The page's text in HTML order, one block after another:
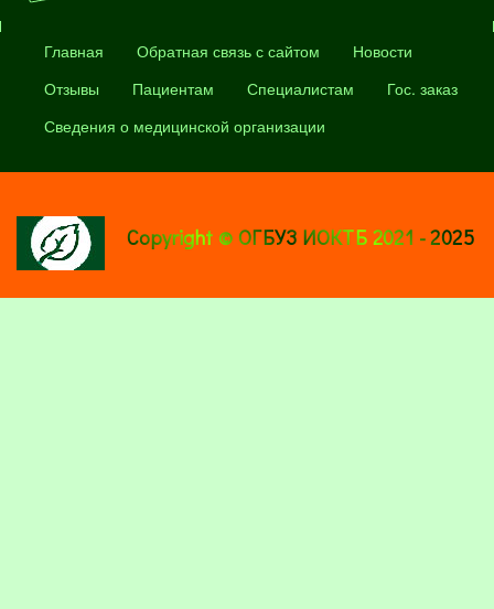
Главная Обратная связь с сайтом
Новости
Отзывы
Пациентам Специалистам
Гос. заказ
Сведения о медицинской организации
Copyright © ОГБУЗ ИОКТБ 2021 - 2025